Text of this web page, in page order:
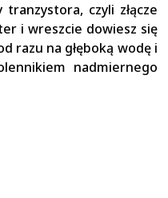
czyli złącze
i wreszcie dowiesz się
razu na głęboką wodę i
nadmiernego